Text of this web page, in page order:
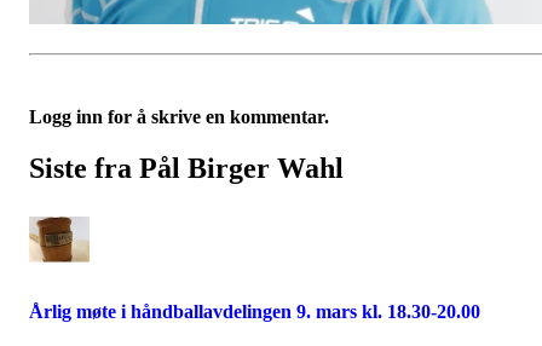
Logg inn for å skrive en kommentar.
Siste fra Pål Birger Wahl
Årlig møte i håndballavdelingen 9. mars kl. 18.30-20.00